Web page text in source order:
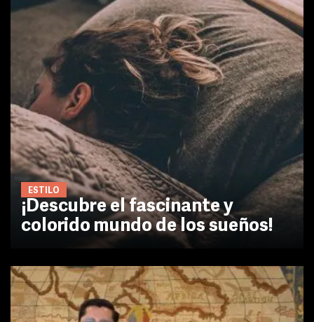
ESTILO
¡Descubre el fascinante y
colorido mundo de los sueños!